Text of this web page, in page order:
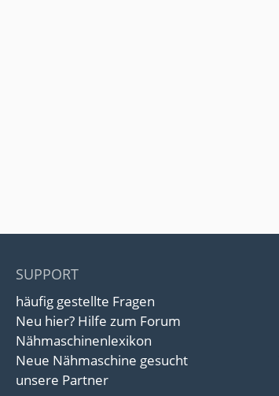
SUPPORT
häufig gestellte Fragen
Neu hier? Hilfe zum Forum
Nähmaschinenlexikon
Neue Nähmaschine gesucht
unsere Partner